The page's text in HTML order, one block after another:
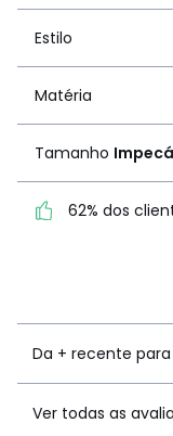
1
2
3
Estilo
Matéria
Tamanho
62% dos
Da + recente
Ver todas as